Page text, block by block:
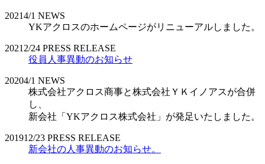
20214/1 NEWS
YKアクロスのホームページがリニューアルしました。
2021 2/24 PRESS RELEASE
役員人事異動のお知らせ
20204/1 NEWS
株式会社アクロス商事と株式会社ＹＫイノアスが合併
し、
新会社「YKアクロス株式会社」が発足いたしました。
201912/23 PRESS RELEASE
新会社の人事異動のお知らせ。